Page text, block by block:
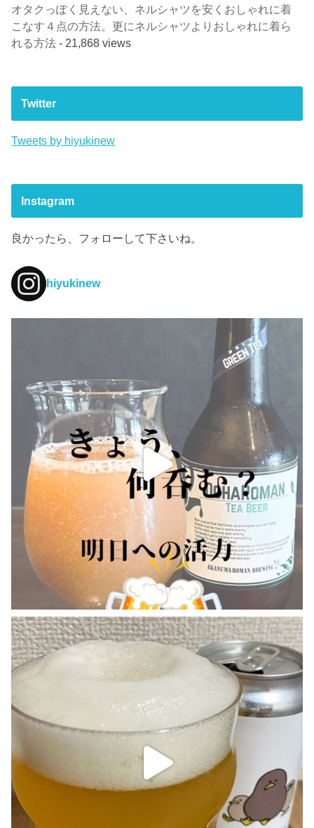
オタクっぽく見えない、ネルシャツを安くおしゃれに着
こなす４点の方法。更にネルシャツよりおしゃれに着ら
れる方法 - 21,868 views
Twitter
Tweets by hiyukinew
Instagram
良かったら、フォローして下さいね。
hiyukinew